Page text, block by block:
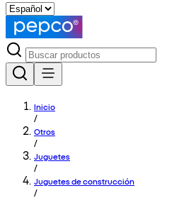
Inicio
/
Otros
/
Juguetes
/
Juguetes de construcción
/